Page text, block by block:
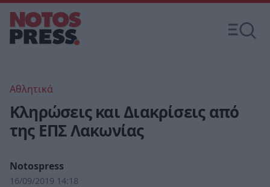
Αθλητικά
Κληρώσεις και Διακρίσεις από
της ΕΠΣ Λακωνίας
Notospress
16/09/2019 14:18